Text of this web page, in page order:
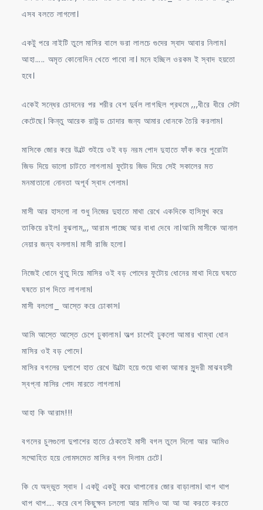
এসব বলতে লাগলো।
একটু পরে নাইটি তুলে মাসির বালে ভরা লালচে গুদের স্বাদ আবার নিলাম।
আহা….. অমৃত কোনোদিন খেতে পাবো না। মনে হচ্ছিল ওরকম ই স্বাদ হয়তো
হবে।
একেই সন্ধের চোদনের পর শরীর বেশ দুর্বল লাগছিল প্রথমে ,,,ধীরে ধীরে সেটা
কেটেছে। কিন্তু আরেক রাউন্ড চোদার জন্য আমার ধোনকে তৈরি করলাম।
মাসিকে জোর করে উল্টে শুইয়ে ওই বড় নরম পোদ দুহাতে ফাঁক করে পুরোটা
জিভ দিয়ে ভালো চাটতে লাগলাম। ফুটোয় জিভ দিয়ে সেই সকালের মত
মনমাতানো নোনতা অপূর্ব স্বাদ পেলাম।
মাসী আর হাসলো না শুধু নিজের দুহাতে মাথা রেখে একদিকে হাসিমুখ করে
তাকিয়ে রইল। বুঝলাম,,, আরাম পাচ্ছে আর বাধা দেবে না।আমি মাসীকে আনাল
নেয়ার জন্য বললাম। মাসী রাজি হলো।
নিজেই ধোনে থুতু দিয়ে মাসির ওই বড় পোদের ফুটোয় ধোনের মাথা দিয়ে ঘষতে
ঘষতে চাপ দিতে লাগলাম।
মাসী বললো_ আস্তে করে ঢোকাস।
আমি আস্তে আস্তে চেপে ঢুকালাম। অল্প চাপেই ঢুকলো আমার খাম্বা ধোন
মাসির ওই বড় পোদে।
মাসির বগলের দুপাশে হাত রেখে উল্টো হয়ে শুয়ে থাকা আমার সুন্দরী মাঝবয়সী
স্বপ্না মাসির পোদ মারতে লাগলাম।
আহা কি আরাম!!!
বগলের চুলগুলো দুপাশের হাতে ঠেকতেই মাসী বগল তুলে দিলো আর আমিও
সম্মোহিত হয়ে লোমসমেত মাসির বগল দিলাম চেটে।
কি যে অদ্ভুত স্বাদ । একটু একটু করে থাপানোর জোর বাড়ালাম। থাপ থাপ
থাপ থাপ…. করে বেশ কিছুক্ষন চললো আর মাসিও আ আ আ করতে করতে